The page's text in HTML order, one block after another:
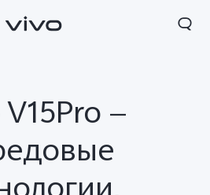
—